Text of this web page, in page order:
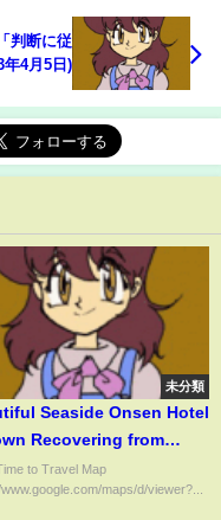
判断に従
年4月5日)
未分類
Seaside Onsen Hotel
Recovering from
Damage |
Hotel Kanyo
to Travel Map
maps/d/viewer?...